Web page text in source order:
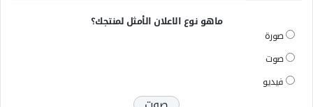
ماهو نوع الاعلان الأمثل لمنتجك؟
صورة
صوت
فيديو